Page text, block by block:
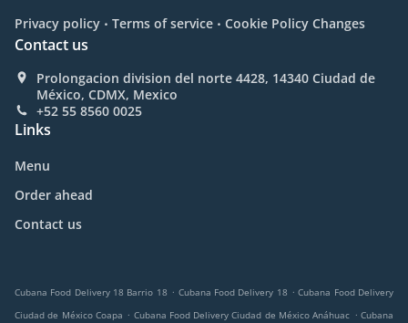
Privacy policy . Terms of service . Cookie Policy Changes
Contact us
Prolongacion division del norte 4428, 14340 Ciudad de
México, CDMX, Mexico
+52 55 8560 0025
Links
Menu
Order ahead
Contact us
Cubana Food Delivery 18 Barrio 18 . Cubana Food Delivery 18 . Cubana Food Delivery
Ciudad de México Coapa . Cubana Food Delivery Ciudad de México Anáhuac . Cubana